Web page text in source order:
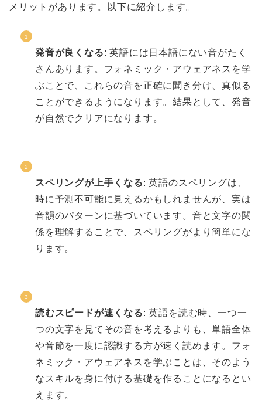
メリットがあります。以下に紹介します。
発音が良くなる: 英語には日本語にない音がたく
さんあります。フォネミック・アウェアネスを学
ぶことで、これらの音を正確に聞き分け、真似る
ことができるようになります。結果として、発音
が自然でクリアになります。
スペリングが上手くなる: 英語のスペリングは、
時に予測不可能に見えるかもしれませんが、実は
音韻のパターンに基づいています。音と文字の関
係を理解することで、スペリングがより簡単にな
ります。
読むスピードが速くなる: 英語を読む時、一つ一
つの文字を見てその音を考えるよりも、単語全体
や音節を一度に認識する方が速く読めます。フォ
ネミック・アウェアネスを学ぶことは、そのよう
なスキルを身に付ける基礎を作ることになるとい
えます。